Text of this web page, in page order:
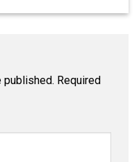
published. Required